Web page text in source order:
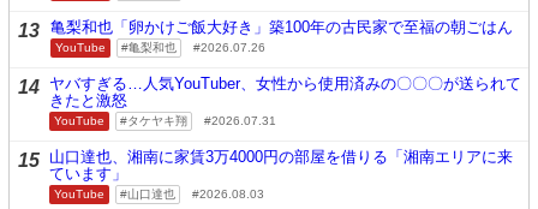
13 亀梨和也「卵かけご飯大好き」築100年の古民家で至福の朝ごはん
YouTube 亀梨和也 2026.07.26
14 ヤバすぎる…人気YouTuber、女性から使用済みの〇〇〇が送られて
きたと激怒
YouTube タケヤキ翔 2026.07.31
15 山口達也、湘南に家賃3万4000円の部屋を借りる「湘南エリアに来
ています」
YouTube 山口達也 2026.08.03